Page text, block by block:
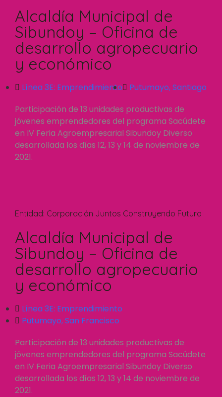
Alcaldía Municipal de
Sibundoy – Oficina de
desarrollo agropecuario
y económico
Línea 3E: Emprendimiento Putumayo,Santiago
Participación de 13 unidades productivas de
jóvenes emprendedores del programa Sacúdete
en IV Feria Agroempresarial Sibundoy Diverso
desarrollada los días 12, 13 y 14 de noviembre de
2021.
Entidad: Corporación Juntos Construyendo Futuro
Alcaldía Municipal de
Sibundoy – Oficina de
desarrollo agropecuario
y económico
Línea 3E: Emprendimiento
Putumayo,San Francisco
Participación de 13 unidades productivas de
jóvenes emprendedores del programa Sacúdete
en IV Feria Agroempresarial Sibundoy Diverso
desarrollada los días 12, 13 y 14 de noviembre de
2021.